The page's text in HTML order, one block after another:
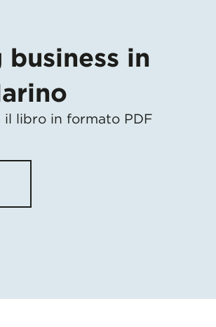
business in
il libro in formato PDF